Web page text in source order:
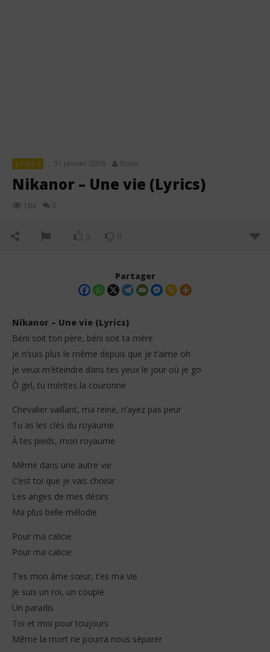
LYRICS 31 janvier 2026 Stone
Nikanor – Une vie (Lyrics)
184 0
0 0
Nikanor – Une vie (Lyrics)
janvier
2026
Stone
Partager
Nikanor – Une vie (Lyrics)
Béni soit ton père, béni soit ta mère
Je n’suis plus le même depuis que je t’aime oh
Je veux m’éteindre dans tes yeux le jour où je go
Ô girl, tu mérites la couronne
Chevalier vaillant, ma reine, n’ayez pas peur
Tu as les clés du royaume
À tes pieds, mon royaume
Même dans une autre vie
C’est toi que je vais choisir
Les anges de mes désirs
Ma plus belle mélodie
Pour ma calicie
Pour ma calicie
T’es mon âme sœur, t’es ma vie
Je suis un roi, un couple
Un paradis
Toi et moi pour toujours
Même la mort ne pourra nous séparer